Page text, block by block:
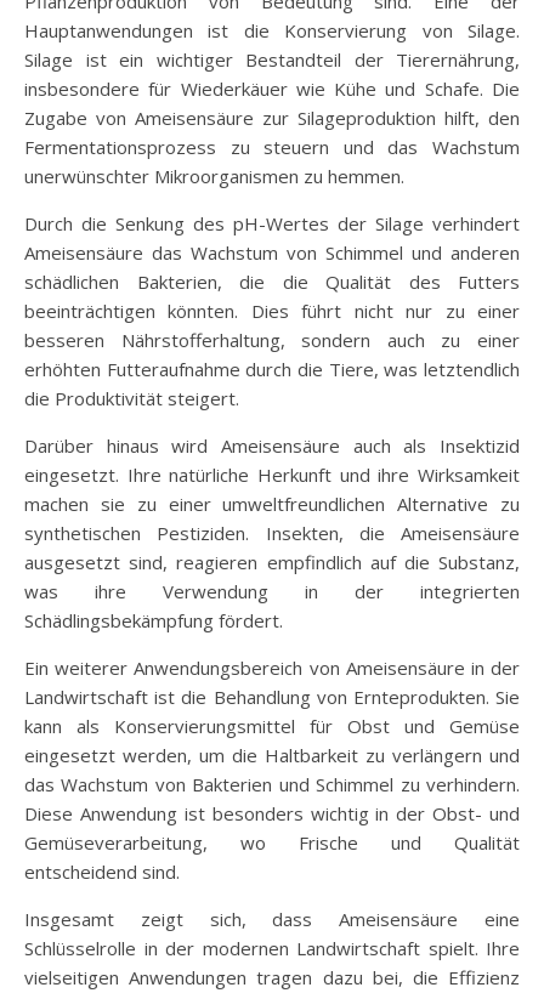
Hauptanwendungen ist die Konservierung von Silage.
Silage ist ein wichtiger Bestandteil der Tierernährung,
insbesondere für Wiederkäuer wie Kühe und Schafe. Die
Zugabe von Ameisensäure zur Silageproduktion hilft, den
Fermentationsprozess zu steuern und das Wachstum
unerwünschter Mikroorganismen zu hemmen.
Durch die Senkung des pH-Wertes der Silage verhindert
Ameisensäure das Wachstum von Schimmel und anderen
schädlichen Bakterien, die die Qualität des Futters
beeinträchtigen könnten. Dies führt nicht nur zu einer
besseren Nährstofferhaltung, sondern auch zu einer
erhöhten Futteraufnahme durch die Tiere, was letztendlich
die Produktivität steigert.
Darüber hinaus wird Ameisensäure auch als Insektizid
eingesetzt. Ihre natürliche Herkunft und ihre Wirksamkeit
machen sie zu einer umweltfreundlichen Alternative zu
synthetischen Pestiziden. Insekten, die Ameisensäure
ausgesetzt sind, reagieren empfindlich auf die Substanz,
was ihre Verwendung in der integrierten
Schädlingsbekämpfung fördert.
Ein weiterer Anwendungsbereich von Ameisensäure in der
Landwirtschaft ist die Behandlung von Ernteprodukten. Sie
kann als Konservierungsmittel für Obst und Gemüse
eingesetzt werden, um die Haltbarkeit zu verlängern und
das Wachstum von Bakterien und Schimmel zu verhindern.
Diese Anwendung ist besonders wichtig in der Obst- und
Gemüseverarbeitung, wo Frische und Qualität
entscheidend sind.
Insgesamt zeigt sich, dass Ameisensäure eine
Schlüsselrolle in der modernen Landwirtschaft spielt. Ihre
vielseitigen Anwendungen tragen dazu bei, die Effizienz